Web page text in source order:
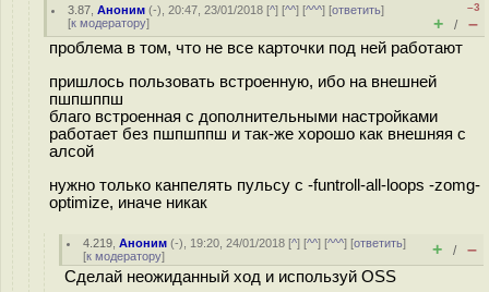
3.87 ,Аноним (-), 20:47, 23/01/2018 [^] [^^] [^^^] [ответить]
[к модератору]
–3
+ / –
проблема в том, что не все карточки под ней работают
пришлось пользовать встроенную, ибо на внешней
пшпшппш
благо встроенная с дополнительными настройками
работает без пшпшппш и так-же хорошо как внешняя с
алсой
нужно только канпелять пульсу с -funtroll-all-loops -zomg-
optimize, иначе никак
4.219 ,Аноним (-), 19:20, 24/01/2018 [^] [^^] [^^^] [ответить]
[к модератору] + / –
Сделай неожиданный ход и используй OSS